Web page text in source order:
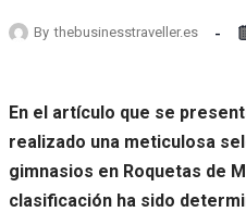
By thebusinesstraveller.es
En el artículo que se
realizado una meticulosa
gimnasios en Roquetas de
clasificación ha sido